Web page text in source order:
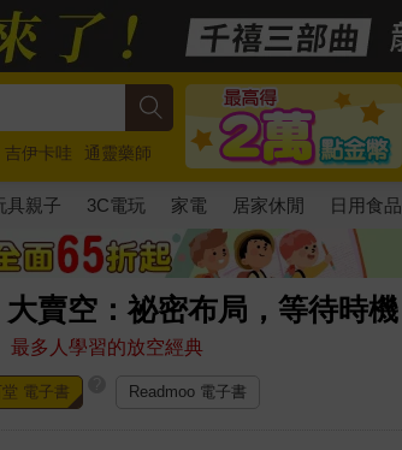
吉伊卡哇
通靈藥師
具親子 3C電玩 家電 居家休閒 日用食品
大賣空：祕密布局，等待時機
最多人學習的放空經典
電子書 Readmoo 電子書